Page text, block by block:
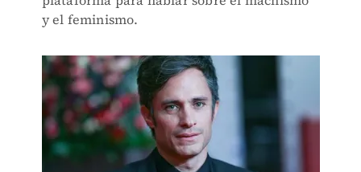
y el feminismo.